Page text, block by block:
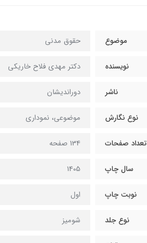
موضوع حقوق مدنی
نویسنده دکتر مهدی فلاح خاریکی
ناشر دوراندیشان
نوع نگارش موضوعی، نموداری
تعداد صفحات 134 صفحه
سال چاپ 1405
نوبت چاپ اول
نوع جلد شومیز